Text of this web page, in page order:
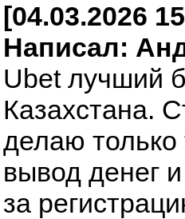
[04.03.2026
Написал:
Ubet лучший
Казахстана.
делаю
вывод денег
за